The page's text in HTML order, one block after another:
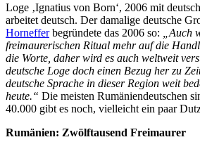
Loge ‚Ignatius von Born‘, 2006 mit
arbeitet deutsch. Der damalige deutsche
Hornefferbegründete das 2006 so:
„Auch
freimaurerischen Ritual mehr auf die
die Worte, daher wird es auch weltweit
deutsche Loge doch einen Bezug her zu
deutsche Sprache in dieser Region weit
heute.“ Die meisten Rumäniendeutschen
40.000 gibt es noch, vielleicht ein paar
Rumänien: Zwölftausend Freimaurer